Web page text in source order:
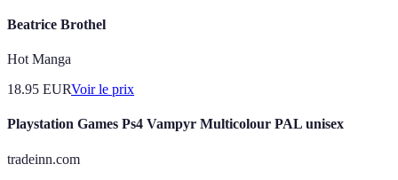
Beatrice Brothel
Hot Manga
18.95 EURVoir le prix
Playstation Games Ps4 Vampyr Multicolour PAL unisex
tradeinn.com